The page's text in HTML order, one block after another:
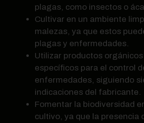
plagas, como insectos o
Cultivar en un ambiente
malezas, ya que estos
plagas y enfermedades.
Utilizar productos
específicos para el control
enfermedades, siguiendo
indicaciones del fabricante.
Fomentar la biodiversidad
cultivo, ya que la presencia